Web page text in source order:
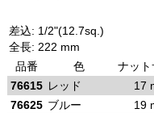
差込: 1/2"(12.7sq.)
全長: 222 mm
品番
色 ナッ
76615 レッド 17
76625 ブルー 19